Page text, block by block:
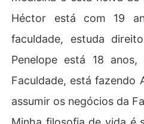
Héctor está com 19
faculdade, estuda
Penelope está 18
Faculdade, está fazendo
assumir os negócios da